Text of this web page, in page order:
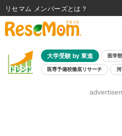
大学受験 by 東進 医学部
医専予備校徹底リサーチ
8月開催学校説明
リセマム メンバーズ